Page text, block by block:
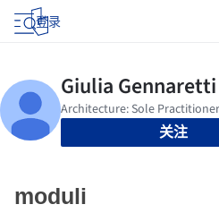
登录
关注
moduli